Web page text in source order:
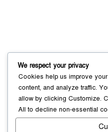
We respect your privacy
Cookies help us improve
content, and analyze traffic.
allow by clicking Customize.
All to decline non-essential